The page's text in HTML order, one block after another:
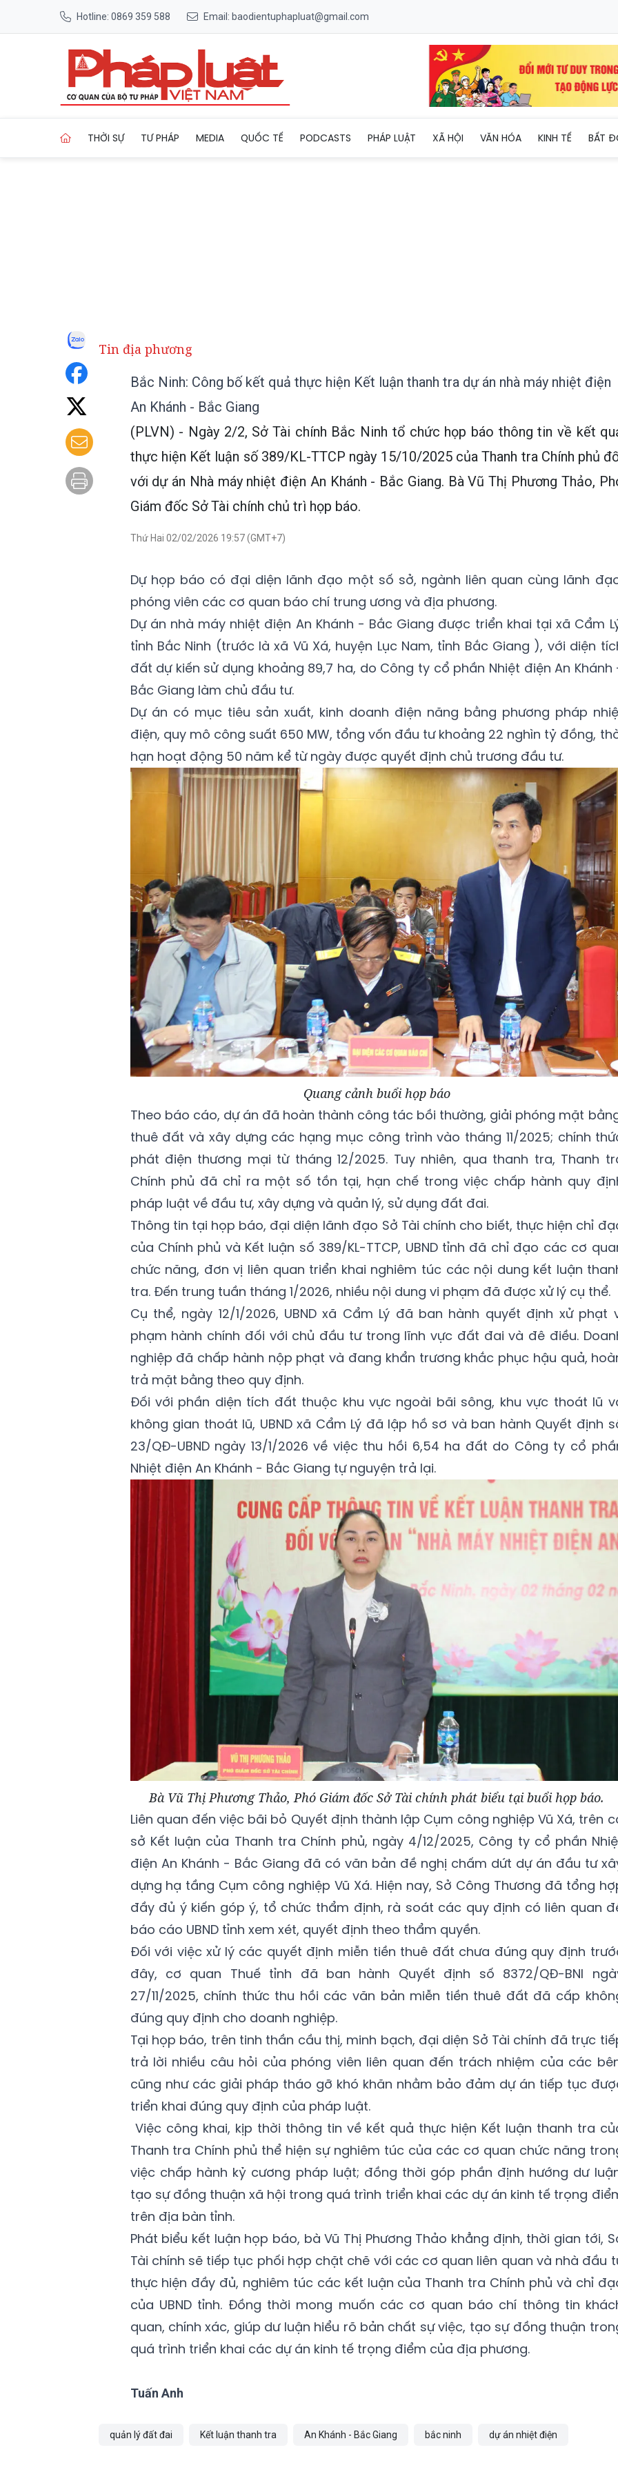
Hotline: 0869 359 588 Email: baodientuphapluat@gmail.com
THỜI SỰ TƯ PHÁP MEDIA QUỐC TẾ PODCASTS PHÁP LUẬT XÃ HỘI VĂN HÓA KINH TẾ BẤT
Tin địa phương
Bắc Ninh: Công bố kết quả thực hiện Kết luận thanh tra dự án nhà máy nhiệt điện
An Khánh - Bắc Giang
(PLVN) - Ngày 2/2, Sở Tài chính Bắc Ninh tổ chức họp báo thông tin về kết
thực hiện Kết luận số 389/KL-TTCP ngày 15/10/2025 của Thanh tra Chính phủ
với dự án Nhà máy nhiệt điện An Khánh - Bắc Giang. Bà Vũ Thị Phương Thảo,
Giám đốc Sở Tài chính chủ trì họp báo.
Thứ Hai 02/02/2026 19:57 (GMT+7)
Dự họp báo có đại diện lãnh đạo một số sở, ngành liên quan cùng lãnh
phóng viên các cơ quan báo chí trung ương và địa phương.
Dự án nhà máy nhiệt điện An Khánh - Bắc Giang được triển khai tại xã Cẩm
tỉnh Bắc Ninh (trước là xã Vũ Xá, huyện Lục Nam, tỉnh Bắc Giang ), với diện
đất dự kiến sử dụng khoảng 89,7 ha, do Công ty cổ phần Nhiệt điện An Khánh
Bắc Giang làm chủ đầu tư.
Dự án có mục tiêu sản xuất, kinh doanh điện năng bằng phương pháp
điện, quy mô công suất 650 MW, tổng vốn đầu tư khoảng 22 nghìn tỷ đồng,
hạn hoạt động 50 năm kể từ ngày được quyết định chủ trương đầu tư.
Quang cảnh buổi họp báo
Theo báo cáo, dự án đã hoàn thành công tác bồi thường, giải phóng mặt
thuê đất và xây dựng các hạng mục công trình vào tháng 11/2025; chính
phát điện thương mại từ tháng 12/2025. Tuy nhiên, qua thanh tra, Thanh
Chính phủ đã chỉ ra một số tồn tại, hạn chế trong việc chấp hành quy
pháp luật về đầu tư, xây dựng và quản lý, sử dụng đất đai.
Thông tin tại họp báo, đại diện lãnh đạo Sở Tài chính cho biết, thực hiện chỉ
của Chính phủ và Kết luận số 389/KL-TTCP, UBND tỉnh đã chỉ đạo các cơ
chức năng, đơn vị liên quan triển khai nghiêm túc các nội dung kết luận
tra. Đến trung tuần tháng 1/2026, nhiều nội dung vi phạm đã được xử lý cụ thể.
Cụ thể, ngày 12/1/2026, UBND xã Cẩm Lý đã ban hành quyết định xử phạt
phạm hành chính đối với chủ đầu tư trong lĩnh vực đất đai và đê điều.
nghiệp đã chấp hành nộp phạt và đang khẩn trương khắc phục hậu quả,
trả mặt bằng theo quy định.
Đối với phần diện tích đất thuộc khu vực ngoài bãi sông, khu vực thoát lũ
không gian thoát lũ, UBND xã Cẩm Lý đã lập hồ sơ và ban hành Quyết định
23/QĐ-UBND ngày 13/1/2026 về việc thu hồi 6,54 ha đất do Công ty cổ
Nhiệt điện An Khánh - Bắc Giang tự nguyện trả lại.
Bà Vũ Thị Phương Thảo, Phó Giám đốc Sở Tài chính phát biểu tại buổi họp báo.
Liên quan đến việc bãi bỏ Quyết định thành lập Cụm công nghiệp Vũ Xá, trên
sở Kết luận của Thanh tra Chính phủ, ngày 4/12/2025, Công ty cổ phần
điện An Khánh - Bắc Giang đã có văn bản đề nghị chấm dứt dự án đầu tư
dựng hạ tầng Cụm công nghiệp Vũ Xá. Hiện nay, Sở Công Thương đã tổng
đầy đủ ý kiến góp ý, tổ chức thẩm định, rà soát các quy định có liên quan
báo cáo UBND tỉnh xem xét, quyết định theo thẩm quyền.
Đối với việc xử lý các quyết định miễn tiền thuê đất chưa đúng quy định
đây, cơ quan Thuế tỉnh đã ban hành Quyết định số 8372/QĐ-BNI
27/11/2025, chính thức thu hồi các văn bản miễn tiền thuê đất đã cấp
đúng quy định cho doanh nghiệp.
Tại họp báo, trên tinh thần cầu thị, minh bạch, đại diện Sở Tài chính đã trực
trả lời nhiều câu hỏi của phóng viên liên quan đến trách nhiệm của các
cũng như các giải pháp tháo gỡ khó khăn nhằm bảo đảm dự án tiếp tục
triển khai đúng quy định của pháp luật.
Việc công khai, kịp thời thông tin về kết quả thực hiện Kết luận thanh tra
Thanh tra Chính phủ thể hiện sự nghiêm túc của các cơ quan chức năng
việc chấp hành kỷ cương pháp luật; đồng thời góp phần định hướng dư
tạo sự đồng thuận xã hội trong quá trình triển khai các dự án kinh tế trọng
trên địa bàn tỉnh.
Phát biểu kết luận họp báo, bà Vũ Thị Phương Thảo khẳng định, thời gian tới,
Tài chính sẽ tiếp tục phối hợp chặt chẽ với các cơ quan liên quan và nhà đầu
thực hiện đầy đủ, nghiêm túc các kết luận của Thanh tra Chính phủ và chỉ
của UBND tỉnh. Đồng thời mong muốn các cơ quan báo chí thông tin
quan, chính xác, giúp dư luận hiểu rõ bản chất sự việc, tạo sự đồng thuận
quá trình triển khai các dự án kinh tế trọng điểm của địa phương.
Tuấn Anh
quản lý đất đai Kết luận thanh tra An Khánh - Bắc Giang bắc ninh dự án nhiệt điện